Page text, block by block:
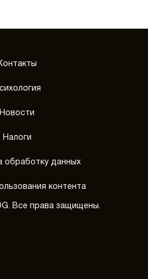
Новости
Налоги
обработку данных
контента
Все права защищены.